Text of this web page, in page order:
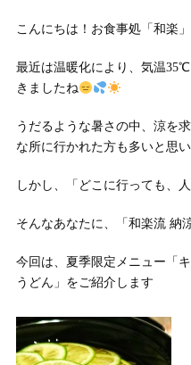
こんにちは！お食事処「和楽
最近は温暖化により、気温
きましたね
うだるような暑さの中、涼を
な所に行かれた方も多いと思い
しかし、「どこに行っても、
そんなあなたに、「和楽流 納
今回は、夏季限定メニュー「
うどん」をご紹介します